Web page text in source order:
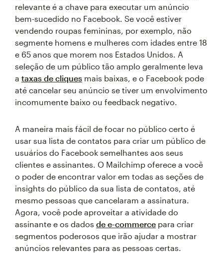
relevante é a chave para executar um anúncio
bem-sucedido no Facebook. Se você estiver
vendendo roupas femininas, por exemplo, não
segmente homens e mulheres com idades entre 18
e 65 anos que morem nos Estados Unidos. A
seleção de um público tão amplo geralmente leva
a taxas de cliques mais baixas, e o Facebook pode
até cancelar seu anúncio se tiver um envolvimento
incomumente baixo ou feedback negativo.
A maneira mais fácil de focar no público certo é
usar sua lista de contatos para criar um público de
usuários do Facebook semelhantes aos seus
clientes e assinantes. O Mailchimp oferece a você
o poder de encontrar valor em todas as seções de
insights do público da sua lista de contatos, até
mesmo pessoas que cancelaram a assinatura.
Agora, você pode aproveitar a atividade do
assinante e os dados de e-commerce para criar
segmentos poderosos que irão ajudar a mostrar
anúncios relevantes para as pessoas certas.